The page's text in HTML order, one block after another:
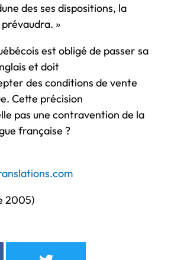
des ses dispositions, la
»
est obligé de passer sa
et doit
des conditions de vente
Cette précision
pas une contravention de la
française ?
2005)